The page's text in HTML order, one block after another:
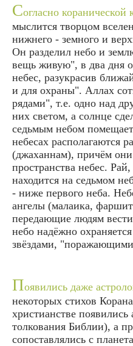
Согласно
мыслится творцом
нижнего - земного и
Он разделил небо и
вещь живую", в два дня
небес, разукрасив
и для охраны". Аллах
рядами", т.е. одно над
них светом, а солнце
седьмым небом
небесах располагаются
(джаханнам), причём
пространства небес.
находится на седьмом
- ниже первого неба.
ангелы (малаика,
передающие людям
небо надёжно
звёздами,
Появились даже
некоторых стихов
христианстве появились
толкования Библии), а
сопоставлялись с